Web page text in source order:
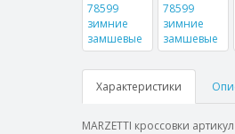
Характеристики
MARZETTI кроссовки